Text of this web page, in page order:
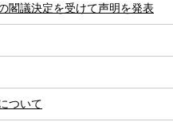
閣議決定を受けて声明を発表
ついて